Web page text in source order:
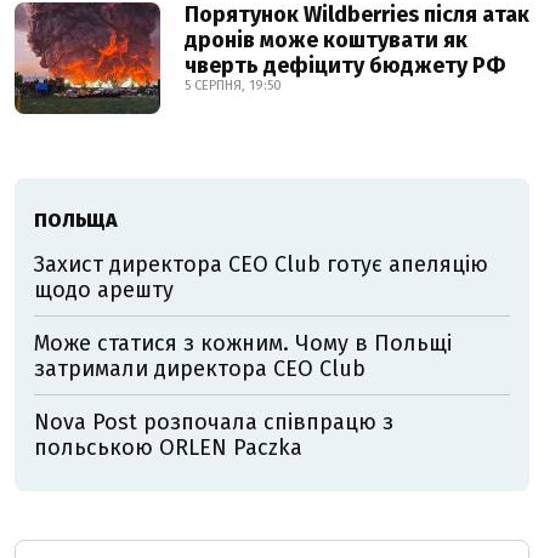
Порятунок Wildberries після атак
дронів може коштувати як
чверть дефіциту бюджету РФ
5 СЕРПНЯ, 19:50
ПОЛЬЩА
Захист директора CEO Club готує апеляцію
щодо арешту
Може статися з кожним. Чому в Польщі
затримали директора CEO Club
Nova Post розпочала співпрацю з
польською ORLEN Paczka